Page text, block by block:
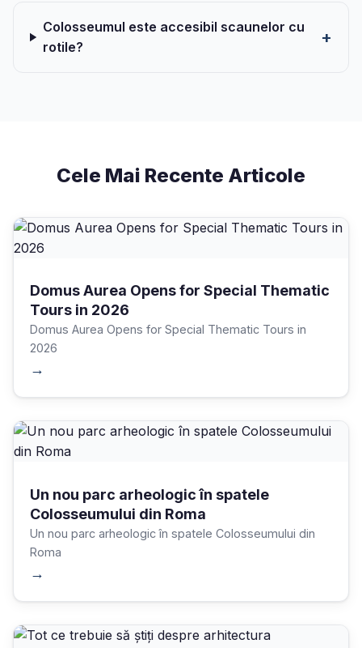
Colosseumul este accesibil scaunelor cu
rotile?
Cele Mai Recente Articole
Domus Aurea Opens for Special Thematic
Tours in 2026
Domus Aurea Opens for Special Thematic Tours in
2026
→
Un nou parc arheologic în spatele
Colosseumului din Roma
Un nou parc arheologic în spatele Colosseumului din
Roma
→